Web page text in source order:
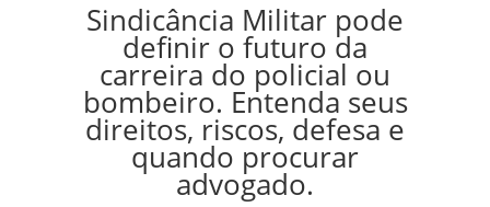
Sindicância Militar pode
definir o futuro da
carreira do policial ou
bombeiro. Entenda seus
direitos, riscos, defesa e
quando procurar
advogado.